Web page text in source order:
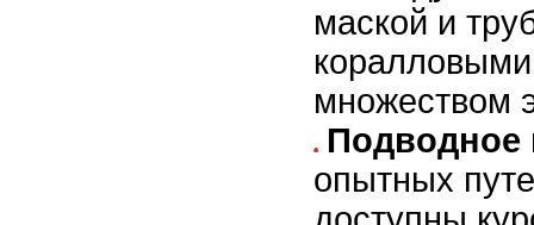
маской и
множеством
Подводное
опытных